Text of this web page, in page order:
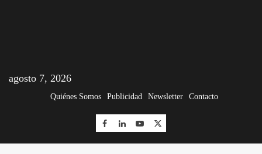
agosto 7, 2026
Quiénes Somos Publicidad Newsletter Contacto